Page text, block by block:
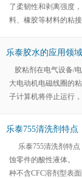
了柔韧性和剥离强度
料、橡胶等材料的粘
式：湿气固化 最大间
乐泰胶水的应用领域
胶粘剂在电气设备/
大电动机电磁线圈的
子计算机将停止运行
和维护板材等规定。
年不一，操作温度
氧树脂胶在电气设备
乐泰755清洗剂特点
乐泰755清洗剂特点
蚀零件的酸性液体
种不含CFC溶剂型表